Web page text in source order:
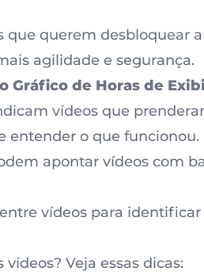
que querem desbloquear a
agilidade e segurança.
Gráfico de Horas de
vídeos que
entender o que funcionou.
apontar vídeos com
vídeos para identificar
Veja essas dicas: